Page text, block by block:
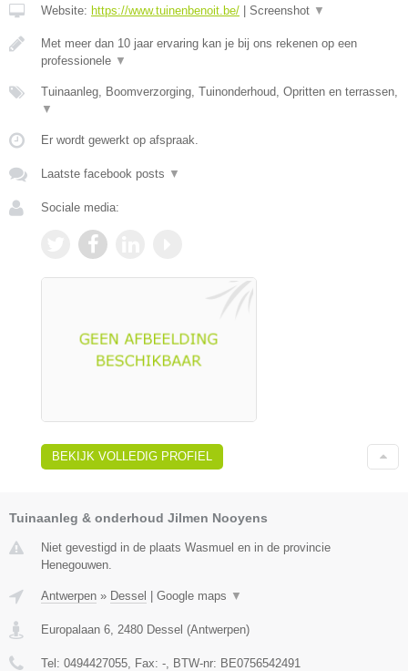
Website: https://www.tuinenbenoit.be/ Screenshot ▼
Met meer dan 10 jaar ervaring kan je bij ons rekenen op een
professionele ▼
Tuinaanleg, Boomverzorging, Tuinonderhoud, Opritten en terrassen,
▼
Er wordt gewerkt op afspraak.
Laatste facebook posts ▼
Sociale media:
BEKIJK VOLLEDIG PROFIEL
Tuinaanleg & onderhoud Jilmen Nooyens
Niet gevestigd in de plaats Wasmuel en in de provincie
Henegouwen.
Antwerpen » Dessel | Google maps ▼
Europalaan 6 2480 Dessel (Antwerpen)
Tel: 0494427055 , Fax: - , BTW-nr: BE0756542491